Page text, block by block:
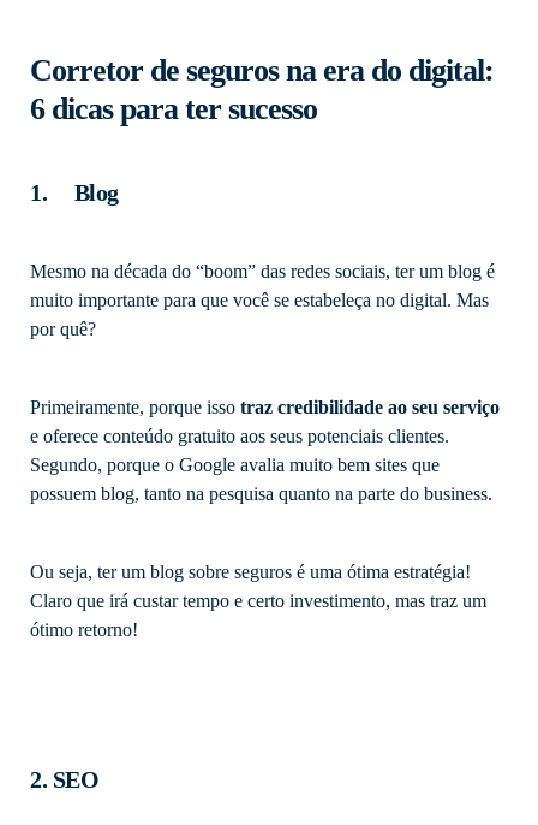
Corretor de seguros na era do digital:
6 dicas para ter sucesso
1. Blog
Mesmo na década do “boom” das redes sociais, ter um blog é
muito importante para que você se estabeleça no digital. Mas
por quê?
Primeiramente, porque isso traz credibilidade ao seu serviço
e oferece conteúdo gratuito aos seus potenciais clientes.
Segundo, porque o Google avalia muito bem sites que
possuem blog, tanto na pesquisa quanto na parte do business.
Ou seja, ter um blog sobre seguros é uma ótima estratégia!
Claro que irá custar tempo e certo investimento, mas traz um
ótimo retorno!
2. SEO